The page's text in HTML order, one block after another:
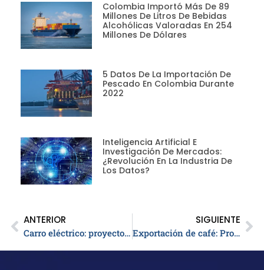
Colombia Importó Más De 89
Millones De Litros De Bebidas
Alcohólicas Valoradas En 254
Millones De Dólares
5 Datos De La Importación De
Pescado En Colombia Durante
2022
Inteligencia Artificial E
Investigación De Mercados:
¿revolución En La Industria De
Los Datos?
ANTERIOR
Carro eléctrico: proyecto EOLO en Colombia
SIGUIENTE
Exportación de café: Producto líder en Colombia